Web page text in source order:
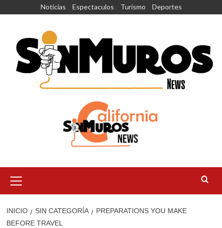
Noticias Espectaculos Turismo Deportes
principal
INICIO SIN CATEGORÍA
PREPARATIONS YOU MAKE
BEFORE TRAVEL